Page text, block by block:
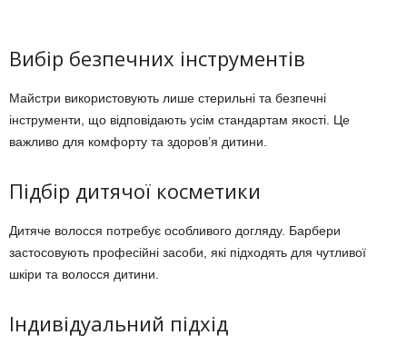
Вибір безпечних інструментів
Майстри використовують лише стерильні та безпечні
інструменти, що відповідають усім стандартам якості. Це
важливо для комфорту та здоров’я дитини.
Підбір дитячої косметики
Дитяче волосся потребує особливого догляду. Барбери
застосовують професійні засоби, які підходять для чутливої
шкіри та волосся дитини.
Індивідуальний підхід